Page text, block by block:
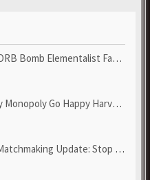
Elementalist Fast - Grab POE Curren...
Go Happy Harvest with Looney Tun...
Update: Stop Failed - Grab Bluep...